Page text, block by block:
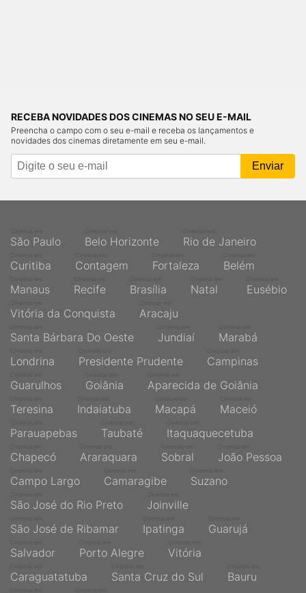
RECEBA NOVIDADES DOS CINEMAS NO SEU E-MAIL
Preencha o campo com o seu e-mail e receba os lançamentos e
novidades dos cinemas diretamente em seu e-mail.
São Paulo Belo Horizonte Rio de Janeiro
Curitiba Contagem Fortaleza Belém
Manaus Recife Brasília Natal Eusébio
Vitória da Conquista Aracaju
Santa Bárbara Do Oeste Jundiaí Marabá
Londrina Presidente Prudente Campinas
Guarulhos Goiânia Aparecida de Goiânia
Teresina Indaiatuba Macapá Maceió
Parauapebas Taubaté Itaquaquecetuba
Chapecó Araraquara Sobral João Pessoa
Campo Largo Camaragibe Suzano
São José do Rio Preto Joinville
São José de Ribamar Ipatinga Guarujá
Salvador Porto Alegre Vitória
Caraguatatuba Santa Cruz do Sul Bauru